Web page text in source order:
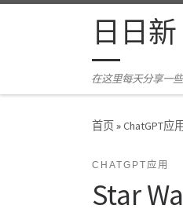
Skip to content日日新
在这里每天分享一
首页»ChatGPT应用
CHATGPT应用
Star